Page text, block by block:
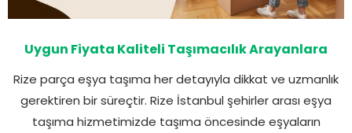
Uygun Fiyata Kaliteli Taşımacılık Arayanlara
Rize parça eşya taşıma her detayıyla dikkat ve uzmanlık
gerektiren bir süreçtir. Rize İstanbul şehirler arası eşya
taşıma hizmetimizde taşıma öncesinde eşyaların